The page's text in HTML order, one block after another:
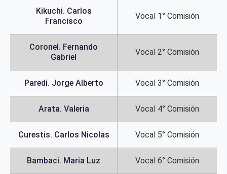
Kikuchi. Carlos
Francisco
Vocal 1° Comisión
Coronel. Fernando
Gabriel
Vocal 2° Comisión
Paredi. Jorge Alberto Vocal 3° Comisión
Arata. Valeria Vocal 4° Comisión
Curestis. Carlos Nicolas Vocal 5° Comisión
Bambaci. Maria Luz Vocal 6° Comisión